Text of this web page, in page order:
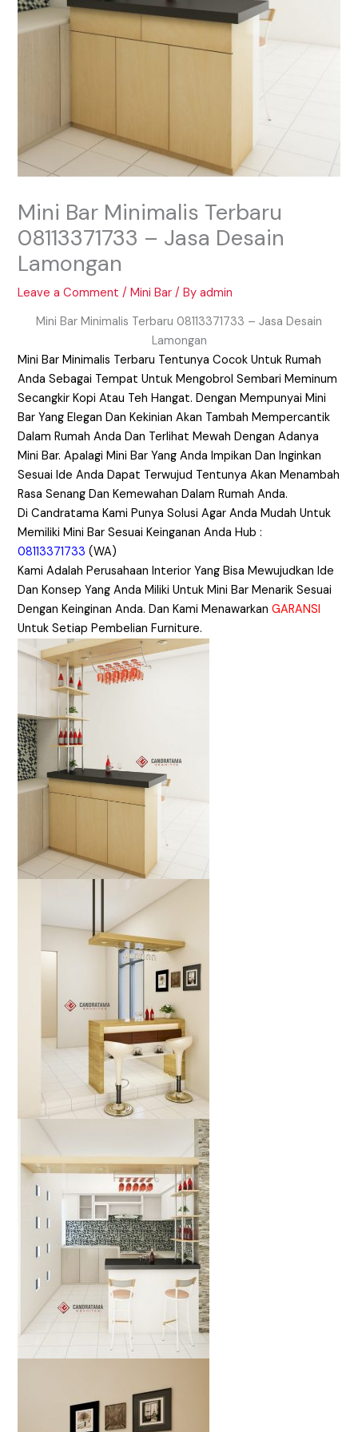
Mini Bar Minimalis Terbaru
08113371733 – Jasa Desain
Lamongan
Leave a Comment /Mini Bar / Byadmin
Mini Bar Minimalis Terbaru 08113371733 – Jasa Desain
Lamongan
Mini Bar Minimalis Terbaru Tentunya Cocok Untuk Rumah
Anda Sebagai Tempat Untuk Mengobrol Sembari Meminum
Secangkir Kopi Atau Teh Hangat. Dengan Mempunyai Mini
Bar Yang Elegan Dan Kekinian Akan Tambah Mempercantik
Dalam Rumah Anda Dan Terlihat Mewah Dengan Adanya
Mini Bar. Apalagi Mini Bar Yang Anda Impikan Dan Inginkan
Sesuai Ide Anda Dapat Terwujud Tentunya Akan Menambah
Rasa Senang Dan Kemewahan Dalam Rumah Anda.
Di Candratama Kami Punya Solusi Agar Anda Mudah Untuk
Memiliki Mini Bar Sesuai Keinganan Anda Hub :
08113371733(WA)
Kami Adalah Perusahaan Interior Yang Bisa Mewujudkan Ide
Dan Konsep Yang Anda Miliki Untuk Mini Bar Menarik Sesuai
Dengan Keinginan Anda. Dan Kami MenawarkanGARANSI
Untuk Setiap Pembelian Furniture.